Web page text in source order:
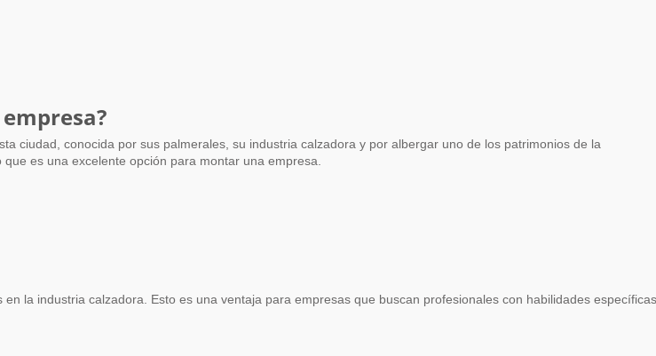
es una excelente opción para montar una empresa.
la industria calzadora. Esto es una ventaja para empresas que buscan profesionales con habilidades